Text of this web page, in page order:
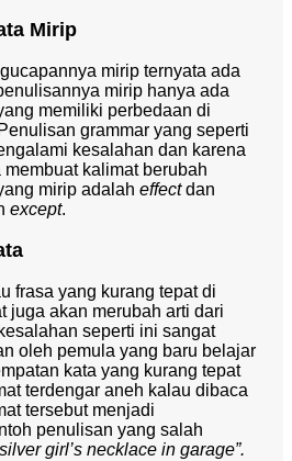
Mirip
mirip ternyata ada
mirip hanya ada
memiliki perbedaan di
grammar yang seperti
kesalahan dan karena
kalimat berubah
mirip adalah effectdan
except.
frasa yang kurang tepat di
juga akan merubah arti dari
seperti ini sangat
oleh pemula yang baru belajar
kata yang kurang tepat
terdengar aneh kalau dibaca
tersebut menjadi
penulisan yang salah
girl’s necklace in garage”.